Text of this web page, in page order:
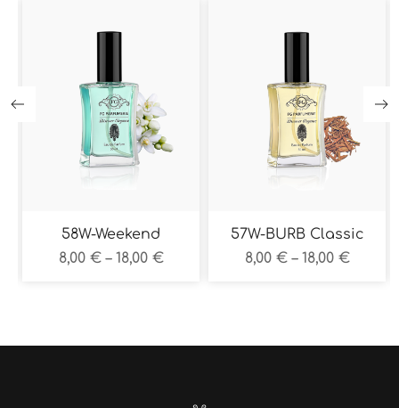
58W-Weekend
8,00 € – 18,00 €
57W-BURB Classic
8,00 € – 18,00 €